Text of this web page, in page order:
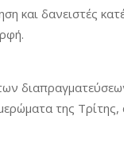
και δανειστές
της Τρίτης,